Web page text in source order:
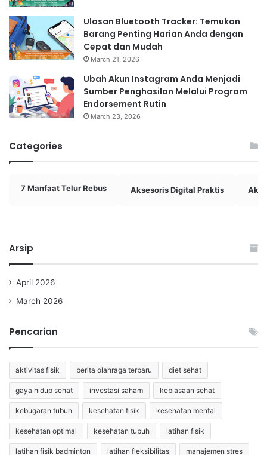
Ulasan Bluetooth Tracker: Temukan
Barang Penting Harian Anda dengan
Cepat dan Mudah
March 21, 2026
Ubah Akun Instagram Anda Menjadi
Sumber Penghasilan Melalui Program
Endorsement Rutin
March 23, 2026
Categories
7 Manfaat Telur Rebus Aksesoris Digital Praktis
Arsip
April 2026
March 2026
Pencarian
aktivitas fisik berita olahraga terbaru diet sehat
gaya hidup sehat investasi saham kebiasaan sehat
kebugaran tubuh kesehatan fisik kesehatan mental
kesehatan optimal kesehatan tubuh latihan fisik
latihan fisik badminton latihan fleksibilitas manajemen stres